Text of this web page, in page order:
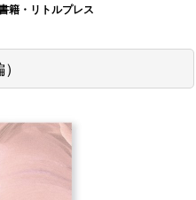
籍・リトルプレス